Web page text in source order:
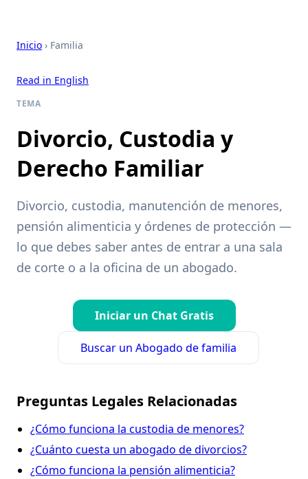
Inicio › Familia
Read in English
TEMA
Divorcio, Custodia y
Derecho Familiar
Divorcio, custodia, manutención de menores,
pensión alimenticia y órdenes de protección —
lo que debes saber antes de entrar a una sala
de corte o a la oficina de un abogado.
Iniciar un Chat Gratis
Buscar un Abogado de familia
Preguntas Legales Relacionadas
¿Cómo funciona la custodia de menores?
¿Cuánto cuesta un abogado de divorcios?
¿Cómo funciona la pensión alimenticia?